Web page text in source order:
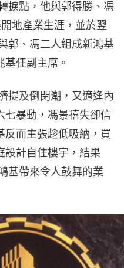
捩點，他與郭得勝、馮
地產業生涯，並於翌
郭、馮二人組成新鴻基
任副主席。
提及倒閉潮，又適逢內
七暴動，馮景禧失卻信
反而主張趁低吸納，買
設計自住樓宇，結果
基帶來令人鼓舞的業